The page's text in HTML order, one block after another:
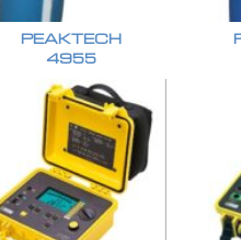
PEAKTECH
4955